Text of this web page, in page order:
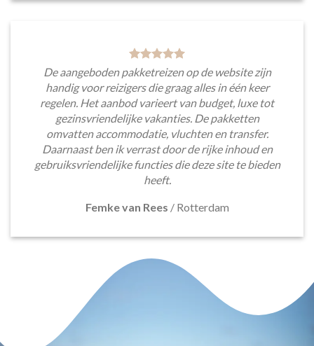
De aangeboden pakketreizen op de website zijn
handig voor reizigers die graag alles in één keer
regelen. Het aanbod varieert van budget, luxe tot
gezinsvriendelijke vakanties. De pakketten
omvatten accommodatie, vluchten en transfer.
Daarnaast ben ik verrast door de rijke inhoud en
gebruiksvriendelijke functies die deze site te bieden
heeft.
Femke van Rees / Rotterdam